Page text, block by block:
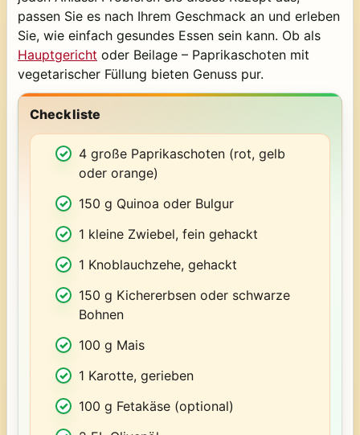
passen Sie es nach Ihrem Geschmack an und erleben
Sie, wie einfach gesundes Essen sein kann. Ob als
Hauptgericht oder Beilage – Paprikaschoten mit
vegetarischer Füllung bieten Genuss pur.
Checkliste
4 große Paprikaschoten (rot, gelb
oder orange)
150 g Quinoa oder Bulgur
1 kleine Zwiebel, fein gehackt
1 Knoblauchzehe, gehackt
150 g Kichererbsen oder schwarze
Bohnen
100 g Mais
1 Karotte, gerieben
100 g Fetakäse (optional)